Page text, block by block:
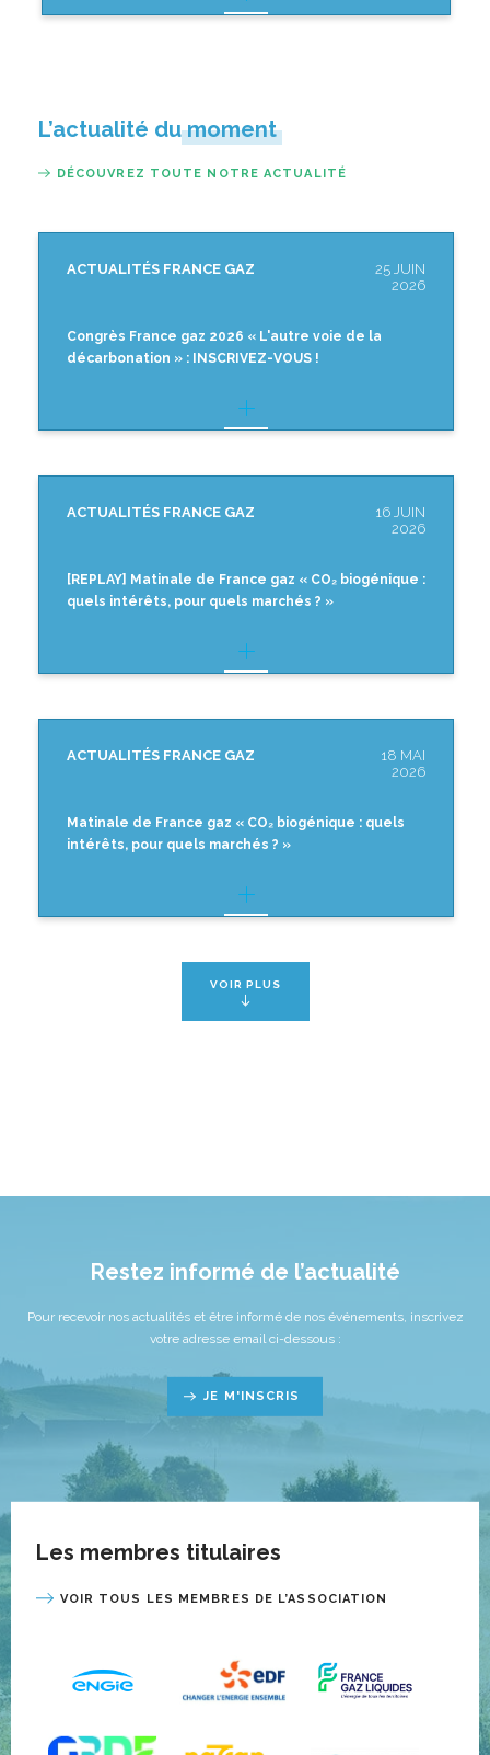
L’actualité du moment
DÉCOUVREZ TOUTE NOTRE ACTUALITÉ
ACTUALITÉS FRANCE GAZ
25 JUIN
2026
Congrès France gaz 2026 « L'autre voie de la
décarbonation » : INSCRIVEZ-VOUS !
ACTUALITÉS FRANCE GAZ
16 JUIN
2026
[REPLAY] Matinale de France gaz « CO₂ biogénique :
quels intérêts, pour quels marchés ? »
ACTUALITÉS FRANCE GAZ
18 MAI
2026
Matinale de France gaz « CO₂ biogénique : quels
intérêts, pour quels marchés ? »
VOIR PLUS
Restez informé de l’actualité
Pour recevoir nos actualités et être informé de nos événements, inscrivez
votre adresse email ci-dessous :
JE M'INSCRIS
Les membres titulaires
VOIR TOUS LES MEMBRES DE L’ASSOCIATION